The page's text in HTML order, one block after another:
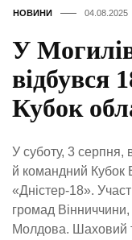
НОВИНИ 04.08.2025
У
відбувся
Кубок
У суботу, 3 серпня,
й командний Кубок
«Дністер-18».
громад
Молдова. Шаховий